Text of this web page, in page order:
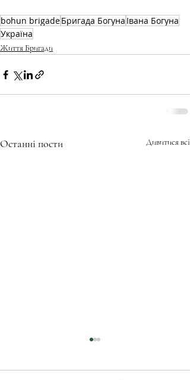
bohun brigadeБригада Богуна Івана Богуна
Україна
Життя Бригади
Останні пости Дивитися всі